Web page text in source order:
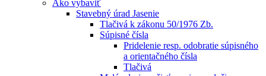
Ako vybaviť
Stavebný úrad Jasenie
Tlačivá k zákonu 50/1976 Zb.
Súpisné čísla
Pridelenie resp. odobratie súpisného
a orientačného čísla
Tlačivá